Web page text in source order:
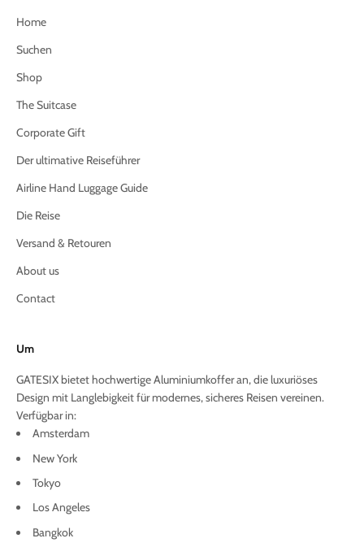
Home
Suchen
Shop
The Suitcase
Corporate Gift
Der ultimative Reiseführer
Airline Hand Luggage Guide
Die Reise
Versand & Retouren
About us
Contact
Um
GATESIX bietet hochwertige Aluminiumkoffer an, die luxuriöses
Design mit Langlebigkeit für modernes, sicheres Reisen vereinen.
Verfügbar in:
Amsterdam
New York
Tokyo
Los Angeles
Bangkok